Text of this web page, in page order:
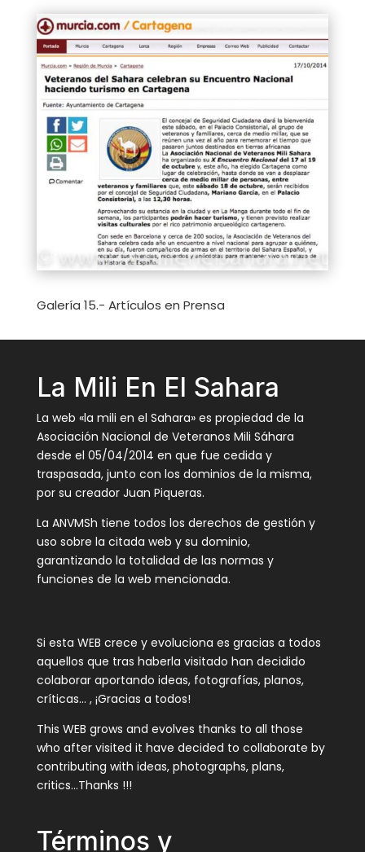
Galería 15.- Artículos en Prensa
La Mili En El Sahara
La web «la mili en el Sahara» es propiedad de la
Asociación Nacional de Veteranos Mili Sáhara
desde el 05/04/2014 en que fue cedida y
traspasada, junto con los dominios de la misma,
por su creador Juan Piqueras.
La ANVMSh tiene todos los derechos de gestión y
uso sobre la citada web y su dominio,
garantizando la totalidad de las normas y
funciones de la web mencionada.
Si esta WEB crece y evoluciona es gracias a todos
aquellos que tras haberla visitado han decidido
colaborar aportando ideas, fotografías, planos,
críticas… , ¡Gracias a todos!
This WEB grows and evolves thanks to all those
who after visited it have decided to collaborate by
contributing with ideas, photographs, plans,
critics…Thanks !!!
Términos y